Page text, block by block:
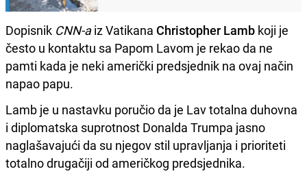
Dopisnik CNN-aiz Vatikana Christopher Lamb koji je
često u kontaktu sa Papom Lavom je rekao da ne
pamti kada je neki američki predsjednik na ovaj način
napao papu.
Lamb je u nastavku poručio da je Lav totalna duhovna
i diplomatska suprotnost Donalda Trumpa jasno
naglašavajući da su njegov stil upravljanja i prioriteti
totalno drugačiji od američkog predsjednika.